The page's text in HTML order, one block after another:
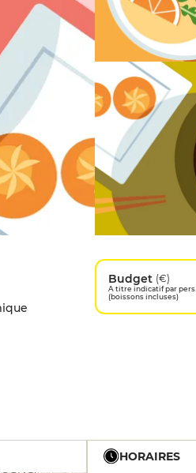
Budget (€)
A titre indicatif par pers.
(boissons incluses)
HORAIRES